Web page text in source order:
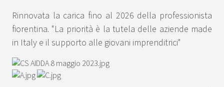
Rinnovata la carica fino al 2026 della professionista
fiorentina. "La priorità è la tutela delle aziende made
in Italy e il supporto alle giovani imprenditrici"